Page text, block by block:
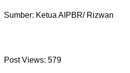
Sumber: Ketua AIPBR/ Rizwan
Post Views: 579